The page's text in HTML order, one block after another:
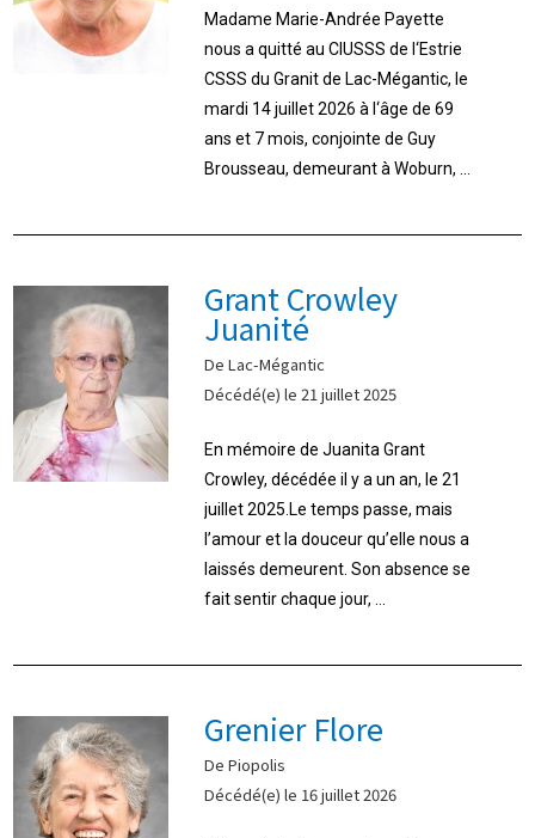
Madame Marie-Andrée Payette
nous a quitté au CIUSSS de l‘Estrie
CSSS du Granit de Lac-Mégantic, le
mardi 14 juillet 2026 à l‘âge de 69
ans et 7 mois, conjointe de Guy
Brousseau, demeurant à Woburn, ...
Grant Crowley
Juanité
De Lac-Mégantic
Décédé(e) le 21 juillet 2025
En mémoire de Juanita Grant
Crowley, décédée il y a un an, le 21
juillet 2025.Le temps passe, mais
l’amour et la douceur qu’elle nous a
laissés demeurent. Son absence se
fait sentir chaque jour, ...
Grenier Flore
De Piopolis
Décédé(e) le 16 juillet 2026